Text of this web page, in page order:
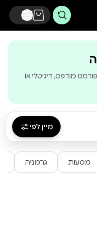
מודפס, דיגיטלי או
מיין לפי
מסעות גרמניה